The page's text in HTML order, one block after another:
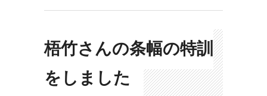
梧竹さんの条幅の特訓
をしました